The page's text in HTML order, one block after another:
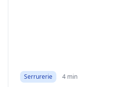
Serrurerie 4 min